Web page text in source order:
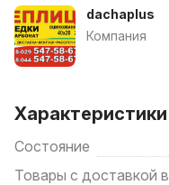
dachaplus
Компания
Характеристики
Состояние
Товары с доставкой в